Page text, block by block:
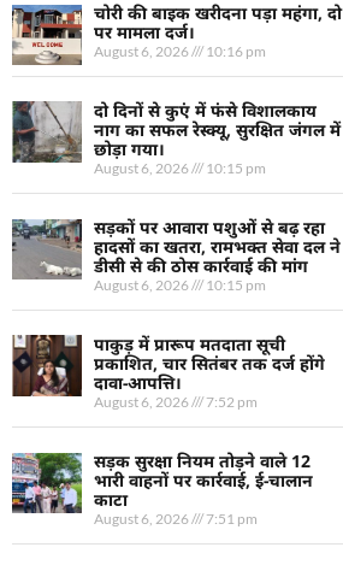
चोरी की बाइक खरीदना पड़ा महंगा, दो
पर मामला दर्ज।
August 6, 2026 10:16 pm
दो दिनों से कुएं में फंसे विशालकाय
नाग का सफल रेस्क्यू, सुरक्षित जंगल में
छोड़ा गया।
August 6, 2026 10:15 pm
सड़कों पर आवारा पशुओं से बढ़ रहा
हादसों का खतरा, रामभक्त सेवा दल ने
डीसी से की ठोस कार्रवाई की मांग
August 6, 2026 10:15 pm
पाकुड़ में प्रारूप मतदाता सूची
प्रकाशित, चार सितंबर तक दर्ज होंगे
दावा-आपत्ति।
August 6, 2026 7:52 pm
सड़क सुरक्षा नियम तोड़ने वाले 12
भारी वाहनों पर कार्रवाई, ई-चालान
काटा
August 6, 2026 7:51 pm